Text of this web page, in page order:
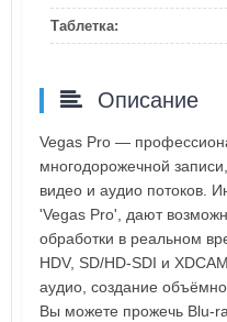
Таблетка:
Описание
Vegas Pro —
многодорожечной
видео и аудио потоков.
'Vegas Pro', дают
обработки в реальном
HDV, SD/HD-SDI и
аудио, создание
Вы можете прожечь Blu-